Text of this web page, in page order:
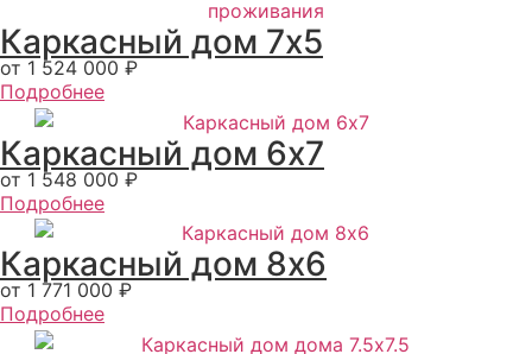
Каркасный дом 7x5
от 1 524 000 ₽
Подробнее
Каркасный дом 6x7
от 1 548 000 ₽
Подробнее
Каркасный дом 8х6
от 1 771 000 ₽
Подробнее